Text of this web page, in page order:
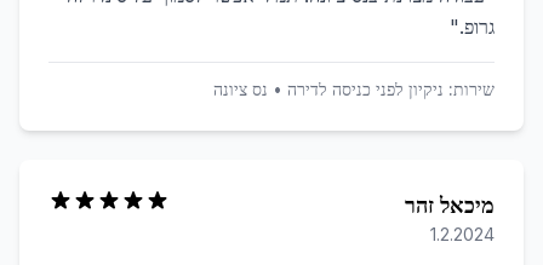
גרופ."
שירות: ניקיון לפני כניסה לדירה • נס ציונה
מיכאל זהר
1.2.2024